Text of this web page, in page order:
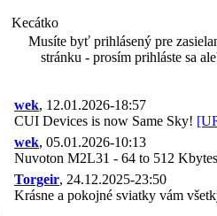
Kecátko
Musíte byť prihlásený pre
stránku - prosím prihláste sa
wek, 12.01.2026-18:57
CUI Devices is now Same Sky!
wek, 05.01.2026-10:13
Nuvoton M2L31 - 64 to 512
Torgeir, 24.12.2025-23:50
Krásne a pokojné sviatky vám